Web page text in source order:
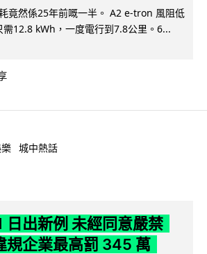
竟然係25年前嘅一半。 A2 e-tron 風阻低
12.8 kWh，一度電行到7.8公里。6...
城中熱話
日出新例 未經同意嚴禁
規企業最高罰 345 萬